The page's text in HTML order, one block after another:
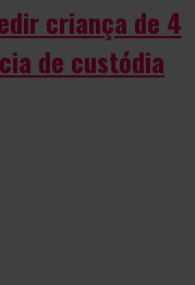
criança de 4
de custódia